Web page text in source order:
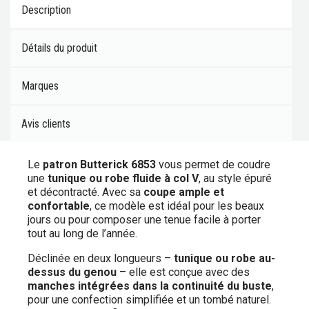
Description
Détails du produit
Marques
Avis clients
Le patron Butterick 6853 vous permet de coudre
une tunique ou robe fluide à col V, au style épuré
et décontracté. Avec sa coupe ample et
confortable, ce modèle est idéal pour les beaux
jours ou pour composer une tenue facile à porter
tout au long de l’année.
Déclinée en deux longueurs – tunique ou robe au-
dessus du genou – elle est conçue avec des
manches intégrées dans la continuité du buste,
pour une confection simplifiée et un tombé naturel.